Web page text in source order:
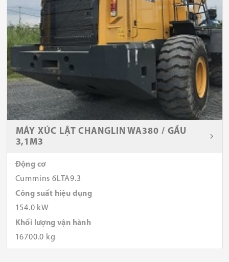
MÁY XÚC LẬT CHANGLIN WA380 / GẦU
3,1M3
Động cơ
Cummins 6LTA9.3
Công suất hiệu dụng
154.0 kW
Khối lượng vận hành
16700.0 kg